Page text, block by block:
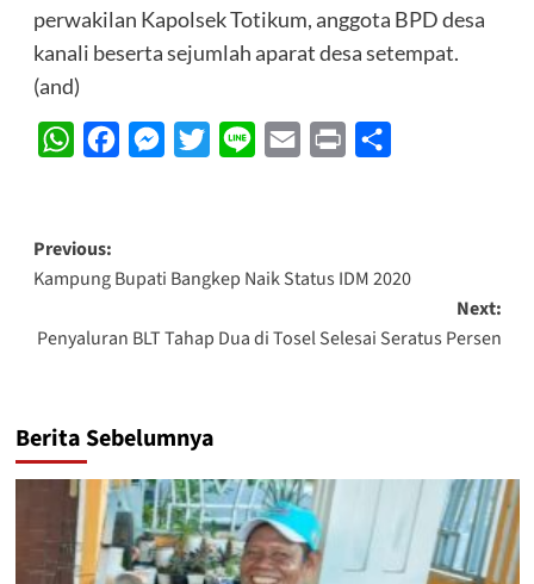
perwakilan Kapolsek Totikum, anggota BPD desa
kanali beserta sejumlah aparat desa setempat.
(and)
WhatsAppFacebookMessenger
Twitter Line Email Print
Post
navigation
Previous:
Kampung Bupati Bangkep Naik Status IDM 2020
Next:
Penyaluran BLT Tahap Dua di Tosel Selesai Seratus Persen
Berita Sebelumnya